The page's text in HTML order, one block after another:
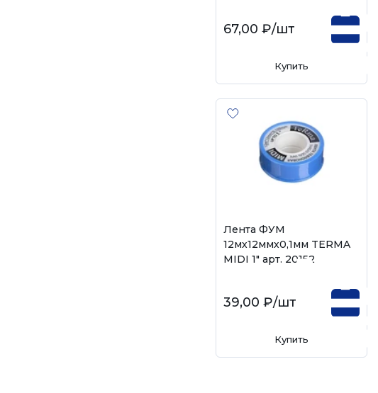
67,00 ₽/шт
Купить
Лента ФУМ
12мх12ммх0,1мм TERMA
MIDI 1" арт. 20152
39,00 ₽/шт
Купить